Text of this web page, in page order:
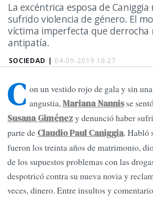
SOCIEDAD | 04-09-2019 16:27
La excéntrica esposa de
sufrido violencia de género. El
víctima imperfecta que derrocha
antipatía.
C on un vestido rojo de gala y sin
angustia,Mariana Nannisse
Susana Giménezy denunció haber
parte de Claudio Paul Caniggia. Habló
fueron los treinta años de matrimonio,
de los supuestos problemas con las
despotricó contra su nueva novia y
veces, dinero. Entre insultos y